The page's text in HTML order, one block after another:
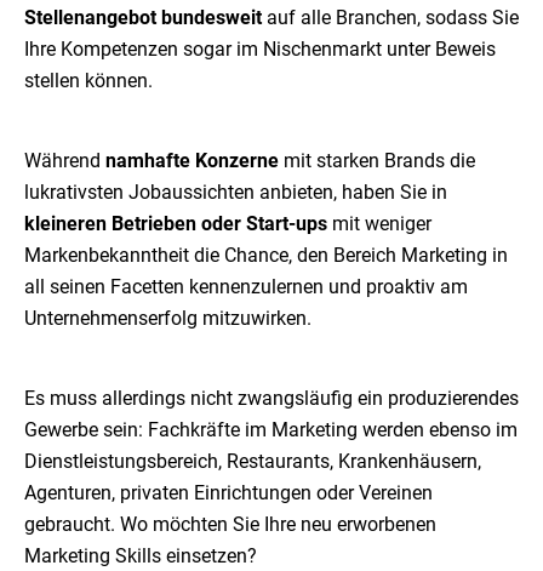
Stellenangebot bundesweitauf alle Branchen, sodass Sie
Ihre Kompetenzen sogar im Nischenmarkt unter Beweis
stellen können.
Während namhafte Konzerne mit starken Brands die
lukrativsten Jobaussichten anbieten, haben Sie in
kleineren Betrieben oder Start-ups mit weniger
Markenbekanntheit die Chance, den Bereich Marketing in
all seinen Facetten kennenzulernen und proaktiv am
Unternehmenserfolg mitzuwirken.
Es muss allerdings nicht zwangsläufig ein produzierendes
Gewerbe sein: Fachkräfte im Marketing werden ebenso im
Dienstleistungsbereich, Restaurants, Krankenhäusern,
Agenturen, privaten Einrichtungen oder Vereinen
gebraucht. Wo möchten Sie Ihre neu erworbenen
Marketing Skills einsetzen?